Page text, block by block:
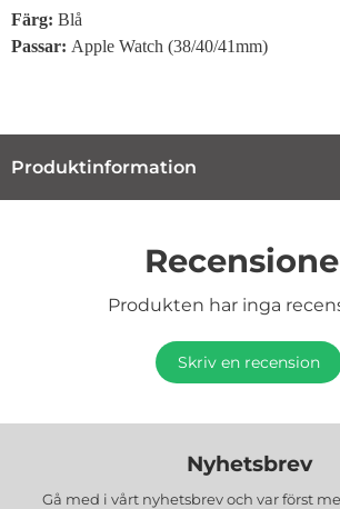
Färg: Blå
Passar: Apple Watch (38/40/41mm)
Produktinformation
Produkten har inga
Skriv en recension
Nyhetsbrev
Gå med i vårt nyhetsbrev och var först